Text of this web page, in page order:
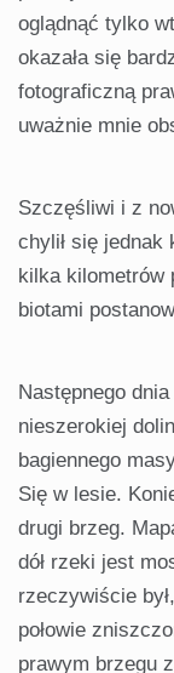
oglądnąć tylko
okazała się
fotograficzną
uważnie mnie
Szczęśliwi i z
chylił się jednak
kilka kilometrów
biotami
Następnego
nieszerokiej
bagiennego
Się w lesie.
drugi brzeg.
dół rzeki jest
rzeczywiście
połowie
prawym brzegu